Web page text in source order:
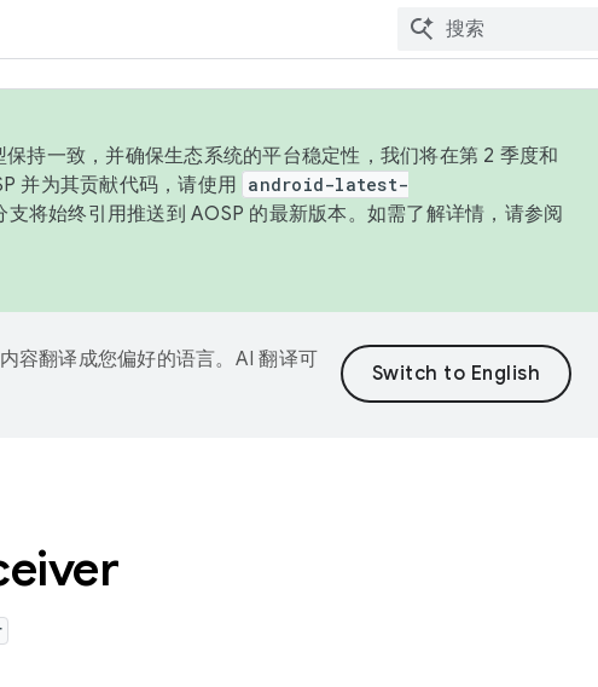
持一致，并确保生态系统的平台稳定性，我们将在第 2 季度和
并为其贡献代码，请使用 android-latest-
支将始终引用推送到 AOSP 的最新版本。如需了解详情，请参阅
容翻译成您偏好的语言。AI 翻译可